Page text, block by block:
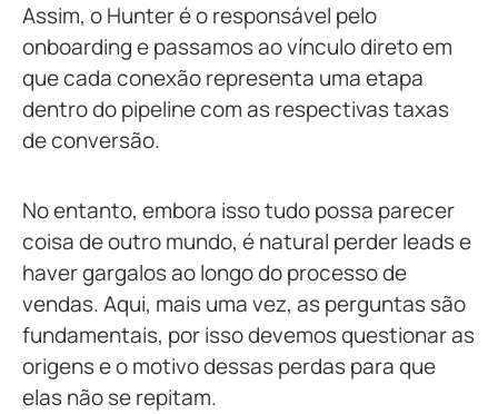
Assim, o Hunter é o responsável pelo
onboarding e passamos ao vínculo direto em
que cada conexão representa uma etapa
dentro do pipeline com as respectivas taxas
de conversão.
No entanto, embora isso tudo possa parecer
coisa de outro mundo, é natural perder leads e
haver gargalos ao longo do processo de
vendas. Aqui, mais uma vez, as perguntas são
fundamentais, por isso devemos questionar as
origens e o motivo dessas perdas para que
elas não se repitam.